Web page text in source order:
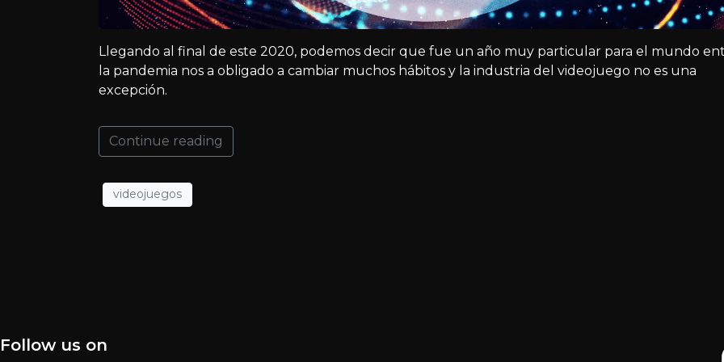
Llegando al final de este 2020, podemos decir que fue un año muy particular para el mundo
la pandemia nos a obligado a cambiar muchos hábitos y la industria del videojuego no es una
excepción.
Continue reading
videojuegos
Follow us on